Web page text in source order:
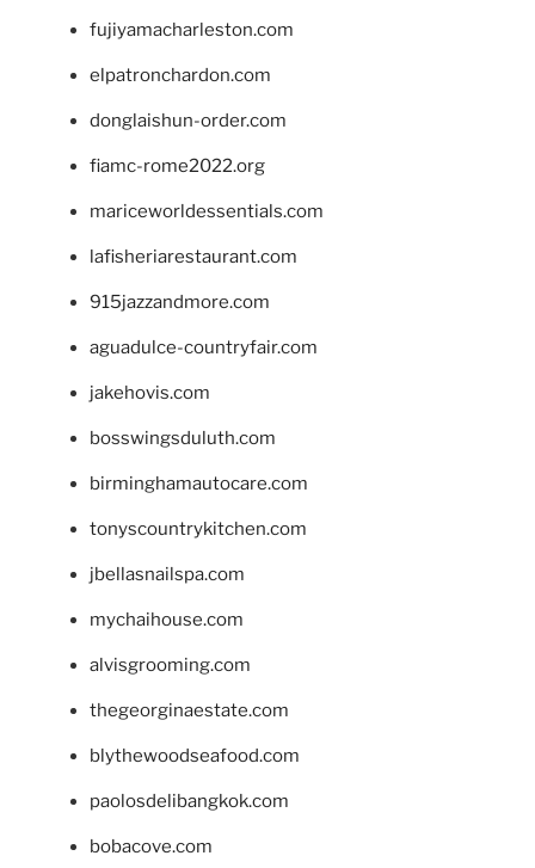
fujiyamacharleston.com
elpatronchardon.com
donglaishun-order.com
fiamc-rome2022.org
mariceworldessentials.com
lafisheriarestaurant.com
915jazzandmore.com
aguadulce-countryfair.com
jakehovis.com
bosswingsduluth.com
birminghamautocare.com
tonyscountrykitchen.com
jbellasnailspa.com
mychaihouse.com
alvisgrooming.com
thegeorginaestate.com
blythewoodseafood.com
paolosdelibangkok.com
bobacove.com